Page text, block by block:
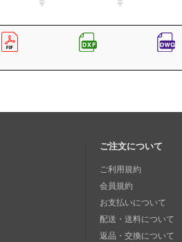
ご注文について
ご利用規約
会員規約
お支払いについて
配送・送料について
返品・交換について